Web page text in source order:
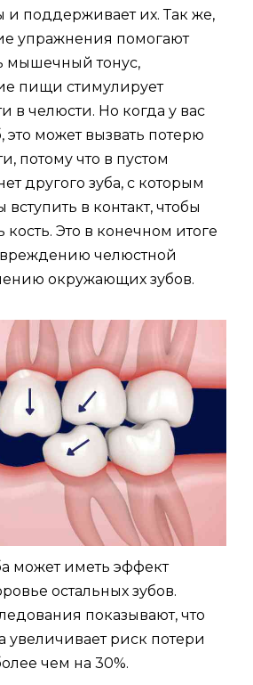
и поддерживает их. Так же,
упражнения помогают
мышечный тонус,
пищи стимулирует
в челюсти. Но когда у вас
это может вызвать потерю
потому что в пустом
другого зуба, с которым
в контакт, чтобы
кость. Это в конечном итоге
челюстной
окружающих зубов.
может иметь эффект
остальных зубов.
показывают, что
увеличивает риск потери
чем на 30%.